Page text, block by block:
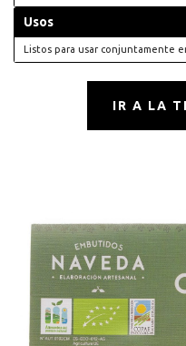
Usos
Listos para usar conjuntamente
IR A LA